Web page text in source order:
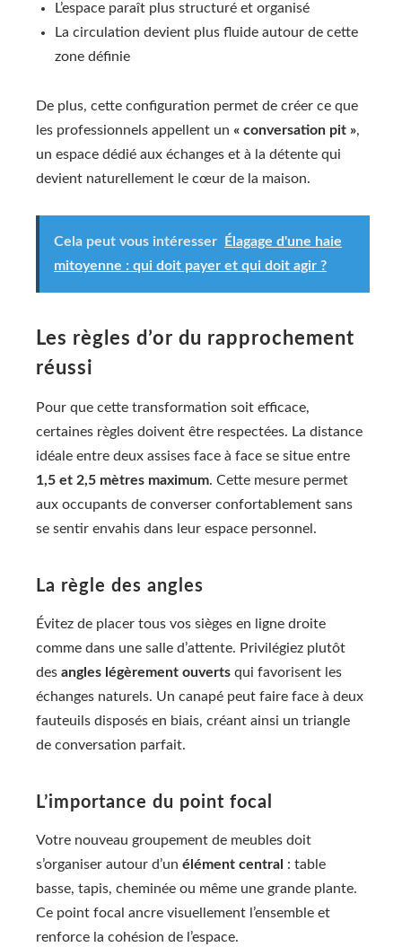
L’espace paraît plus structuré et organisé
La circulation devient plus fluide autour de cette
zone définie
De plus, cette configuration permet de créer ce que
les professionnels appellent un « conversation pit »,
un espace dédié aux échanges et à la détente qui
devient naturellement le cœur de la maison.
Cela peut vous intéresser
Élagage d'une haie
mitoyenne : qui doit payer et qui doit agir ?
Les règles d’or du rapprochement
réussi
Pour que cette transformation soit efficace,
certaines règles doivent être respectées. La distance
idéale entre deux assises face à face se situe entre
1,5 et 2,5 mètres maximum. Cette mesure permet
aux occupants de converser confortablement sans
se sentir envahis dans leur espace personnel.
La règle des angles
Évitez de placer tous vos sièges en ligne droite
comme dans une salle d’attente. Privilégiez plutôt
des angles légèrement ouverts qui favorisent les
échanges naturels. Un canapé peut faire face à deux
fauteuils disposés en biais, créant ainsi un triangle
de conversation parfait.
L’importance du point focal
Votre nouveau groupement de meubles doit
s’organiser autour d’un élément central : table
basse, tapis, cheminée ou même une grande plante.
Ce point focal ancre visuellement l’ensemble et
renforce la cohésion de l’espace.